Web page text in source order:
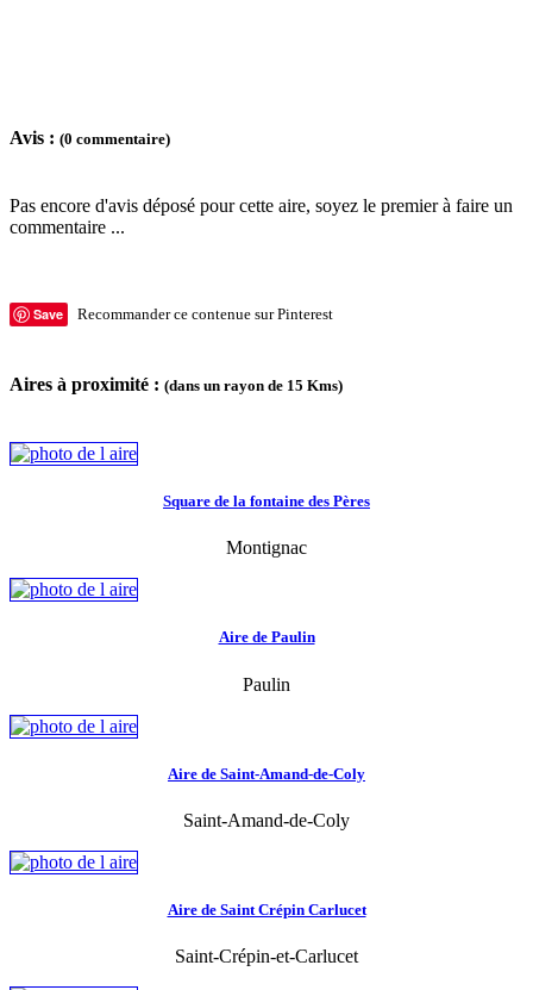
Avis : (0 commentaire)
Pas encore d'avis déposé pour cette aire, soyez le premier à faire un
commentaire ...
Save Recommander ce contenue sur Pinterest
Aires à proximité : (dans un rayon de 15 Kms)
Square de la fontaine des Pères
Montignac
Aire de Paulin
Paulin
Aire de Saint-Amand-de-Coly
Saint-Amand-de-Coly
Aire de Saint Crépin Carlucet
Saint-Crépin-et-Carlucet